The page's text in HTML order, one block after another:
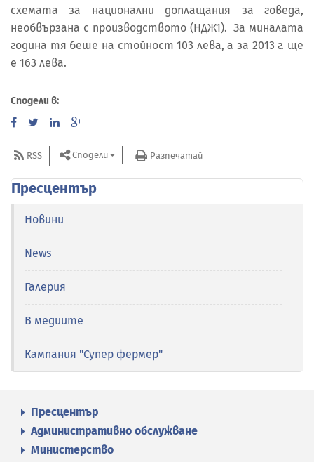
схемата за национални доплащания за говеда,
необвързана с производството (НДЖ1). За миналата
година тя беше на стойност 103 лева, а за 2013 г. ще
е 163 лева.
Сподели в:
RSS Сподели Разпечатай
Пресцентър
Новини
News
Галерия
В медиите
Кампания "Супер фермер"
Пресцентър
Административно обслужване
Министерство